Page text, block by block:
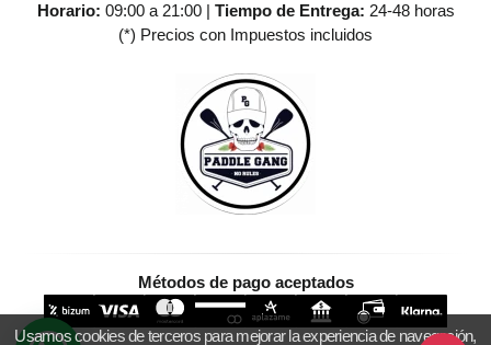
Horario: 09:00 a 21:00 | Tiempo de Entrega: 24-48 horas
(*) Precios con Impuestos incluidos
Métodos de pago aceptados
Usamos cookies de terceros para mejorar la experiencia de navegación,